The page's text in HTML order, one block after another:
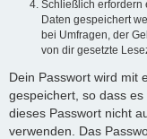
Schließlich erfordern
Daten gespeichert
bei Umfragen, der
von dir gesetzte
Dein Passwort wird mit
gespeichert, so dass
dieses Passwort nicht
verwenden. Das